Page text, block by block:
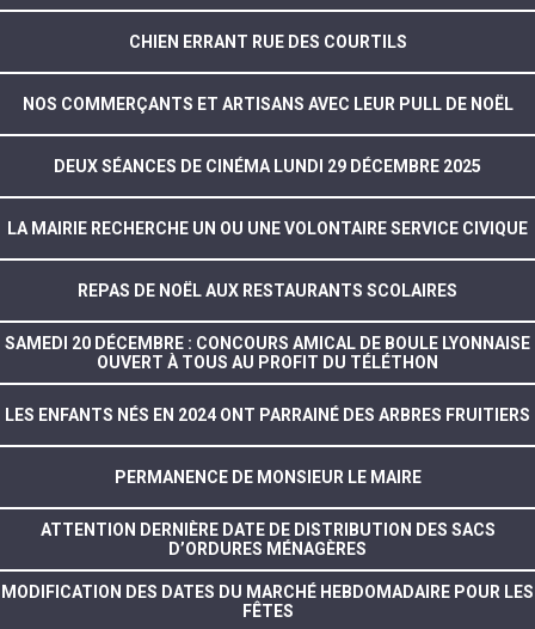
CHIEN ERRANT RUE DES COURTILS
NOS COMMERÇANTS ET ARTISANS AVEC LEUR PULL DE NOËL
DEUX SÉANCES DE CINÉMA LUNDI 29 DÉCEMBRE 2025
LA MAIRIE RECHERCHE UN OU UNE VOLONTAIRE SERVICE CIVIQUE
REPAS DE NOËL AUX RESTAURANTS SCOLAIRES
SAMEDI 20 DÉCEMBRE : CONCOURS AMICAL DE BOULE LYONNAISE
OUVERT À TOUS AU PROFIT DU TÉLÉTHON
LES ENFANTS NÉS EN 2024 ONT PARRAINÉ DES ARBRES FRUITIERS
PERMANENCE DE MONSIEUR LE MAIRE
ATTENTION DERNIÈRE DATE DE DISTRIBUTION DES SACS
D’ORDURES MÉNAGÈRES
MODIFICATION DES DATES DU MARCHÉ HEBDOMADAIRE POUR LES
FÊTES